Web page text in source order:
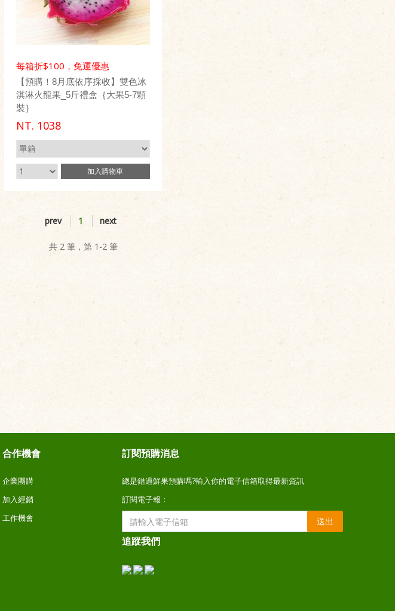
每箱折$100，免運優惠
【預購！8月底依序採收】雙色冰
淇淋火龍果_5斤禮盒｛大果5-7顆
裝｝
NT. 1038
加入購物車
prev 1 next
共 2 筆，第 1-2 筆
合作機會
企業團購
加入經銷
工作機會
訂閱預購消息
總是錯過鮮果預購嗎?輸入你的電子信箱取得最新資訊
訂閱電子報：
送出
追蹤我們